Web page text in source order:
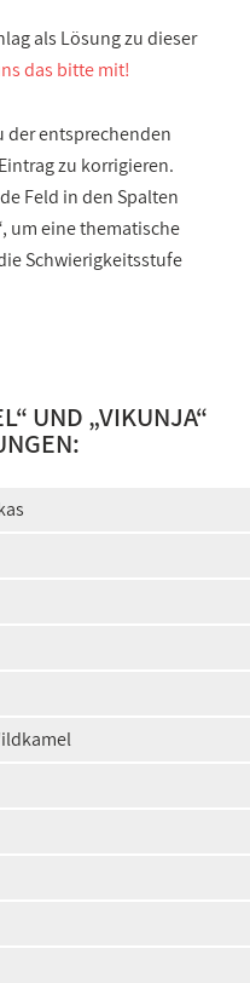
als Lösung zu dieser
das bitte mit!
der entsprechenden
zu korrigieren.
Feld in den Spalten
um eine thematische
Schwierigkeitsstufe
“ UND „VIKUNJA“